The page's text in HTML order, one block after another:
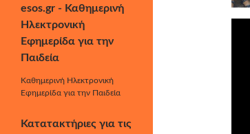
esos.gr - Καθημερινή
Ηλεκτρονική
Εφημερίδα για την
Παιδεία
Καθημερινή Ηλεκτρονική
Εφημερίδα για την Παιδεία
Κατατακτήριες για τις